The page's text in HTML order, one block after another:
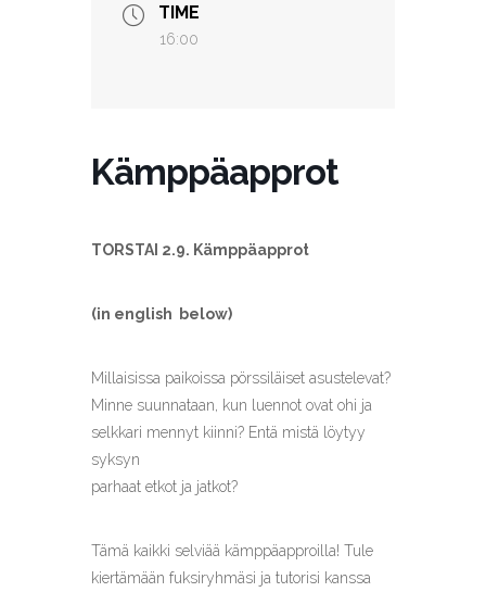
TIME
16:00
Kämppäapprot
TORSTAI 2.9. Kämppäapprot
(in english below)
Millaisissa paikoissa pörssiläiset asustelevat?
Minne suunnataan, kun luennot ovat ohi ja
selkkari mennyt kiinni? Entä mistä löytyy
syksyn
parhaat etkot ja jatkot?
Tämä kaikki selviää kämppäapproilla! Tule
kiertämään fuksiryhmäsi ja tutorisi kanssa